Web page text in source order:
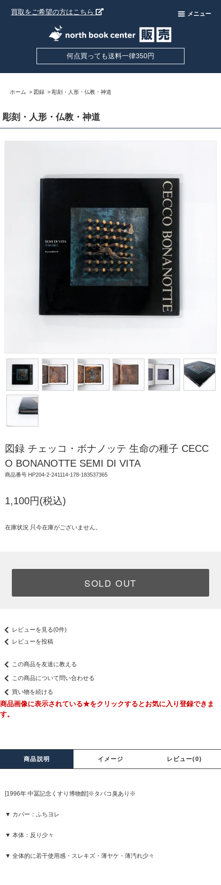
買取をご希望の方はこちら メニュー
何点買っても送料一律350円
ホーム > 図録 > 彫刻・人形・仏教・神道
彫刻・人形・仏教・神道
図録 チェッコ・ボナノッテ 生命の種子 CECC
O BONANOTTE SEMI DI VITA
商品番号 HP204-2-241114-178-183537365
1,100円(税込)
在庫状況 只今在庫がございません。
SOLD OUT
レビューを見る(0件)
レビューを投稿
この商品を友達に教える
この商品について問い合わせる
買い物を続ける
商品画像に表示されている★をクリックするとお気に入り登録できま
す。
商品説明 イメージ レビュー(0)
[1996年 中冨記念くすり博物館]※タバコ臭あり※
▼ カバー：ふちヨレ
▼ 本体：反り少々
▼ 全体的に若干使用感・スレキズ・薄ヤケ・薄汚れ少々